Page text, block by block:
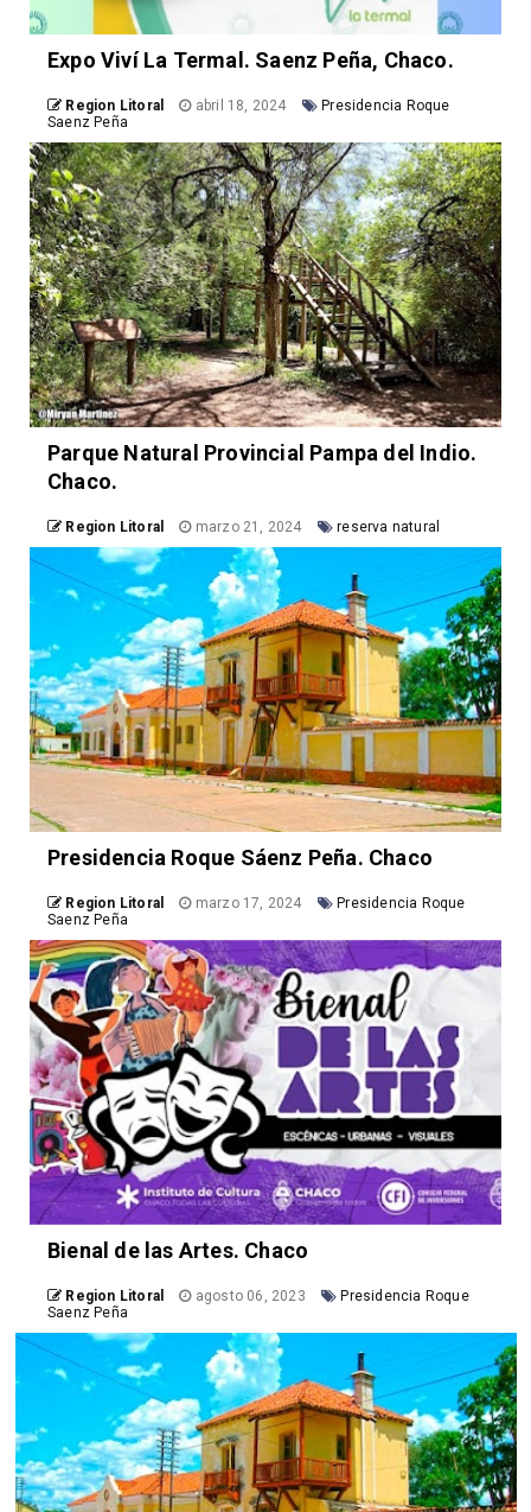
Expo Viví La Termal. Saenz Peña, Chaco.
Region Litoral abril 18, 2024
Presidencia Roque
Saenz Peña
Parque Natural Provincial Pampa del Indio.
Chaco.
Region Litoral marzo 21, 2024 reserva natural
Presidencia Roque Sáenz Peña. Chaco
Region Litoral marzo 17, 2024
Presidencia Roque
Saenz Peña
Bienal de las Artes. Chaco
Region Litoral agosto 06, 2023
Presidencia Roque
Saenz Peña